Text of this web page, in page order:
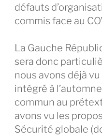
défauts
commis face au
La Gauche
sera donc
nous avons déjà
intégré à
commun au
avons vu les
Sécurité globale